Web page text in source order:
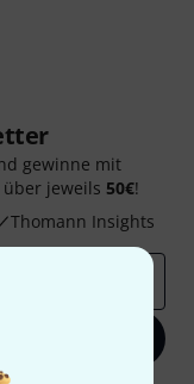
gewinne mit
über jeweils 50€!
Thomann Insights